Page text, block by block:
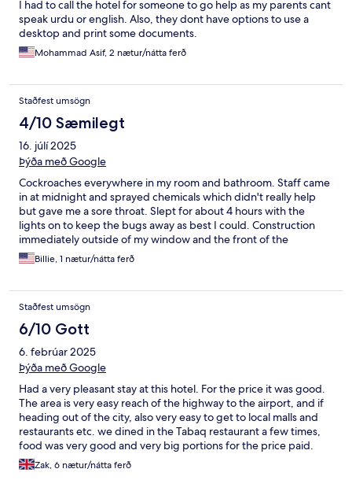
I had to call the hotel for someone to go help as my parents cant
speak urdu or english. Also, they dont have options to use a
desktop and print some documents.
Mohammad Asif, 2 nætur/nátta ferð
Staðfest umsögn
4/10 Sæmilegt
16. júlí 2025
Þýða með Google
Cockroaches everywhere in my room and bathroom. Staff came
in at midnight and sprayed chemicals which didn't really help
but gave me a sore throat. Slept for about 4 hours with the
lights on to keep the bugs away as best I could. Construction
immediately outside of my window and the front of the
property which was not disclosed. Check-in and bell staff were
very good. Older manager had the nerve to ask us for a job
Billie, 1 nætur/nátta ferð
Staðfest umsögn
6/10 Gott
6. febrúar 2025
Þýða með Google
Had a very pleasant stay at this hotel. For the price it was good.
The area is very easy reach of the highway to the airport, and if
heading out of the city, also very easy to get to local malls and
restaurants etc. we dined in the Tabaq restaurant a few times,
food was very good and very big portions for the price paid.
The only issue was noise from outside and inside the hotel. The
housekeeping office appears to be in the corridor and therefore
Zak, 6 nætur/nátta ferð